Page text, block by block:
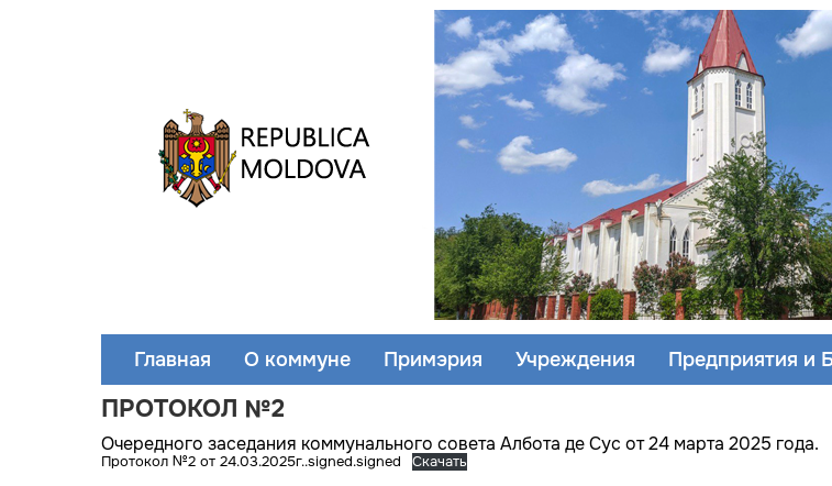
Главная О коммуне Примэрия Учреждения Предприятия и
ПРОТОКОЛ №2
Очередного заседания коммунального совета Албота де Сус от 24 марта 2025 года.
Протокол №2 от 24.03.2025г..signed.signed Скачать